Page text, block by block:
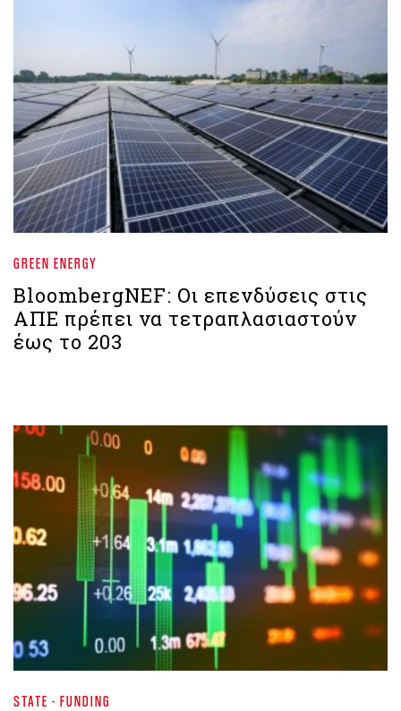
GREEN ENERGY
BloombergNEF: Οι επενδύσεις στις
ΑΠΕ πρέπει να τετραπλασιαστούν
έως το 203
STATE - FUNDING